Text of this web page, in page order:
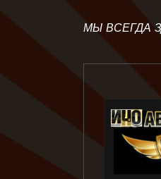
МЫ ВСЕГДА